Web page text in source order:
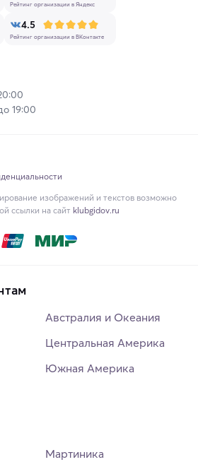
Рейтинг организации в Яндекс
4.5
Рейтинг организации в ВКонтакте
19:00
изображений и текстов возможно
ссылки на сайт klubgidov.ru
Австралия и Океания
Центральная Америка
Южная Америка
Мартиника